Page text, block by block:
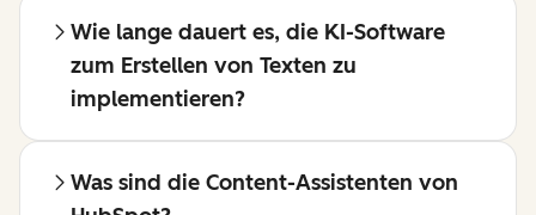
Wie lange dauert es, die KI-Software
zum Erstellen von Texten zu
implementieren?
Was sind die Content-Assistenten von